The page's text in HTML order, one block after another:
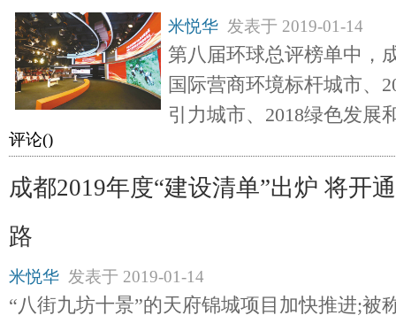
米悦华 发表于 2019-01-14
第八届环球总评榜单中，
国际营商环境标杆城市、
引力城市、2018绿色发展
评论()
成都2019年度“建设清单”出炉 将开
路
米悦华 发表于 2019-01-14
“八街九坊十景”的天府锦城项目加快推进;被